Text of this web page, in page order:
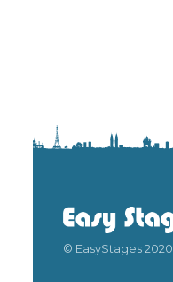
© EasyStages 2020